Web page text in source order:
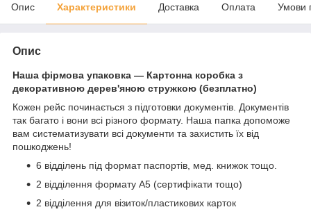
Опис Характеристики Доставка Оплата Умови
Опис
Наша фірмова упаковка — Картонна коробка з
декоративною дерев'яною стружкою (безплатно)
Кожен рейс починається з підготовки документів. Документів
так багато і вони всі різного формату. Наша папка допоможе
вам систематизувати всі документи та захистить їх від
пошкоджень!
6 відділень під формат паспортів, мед. книжок тощо.
2 відділення формату А5 (сертифікати тощо)
2 відділення для візиток/пластикових карток